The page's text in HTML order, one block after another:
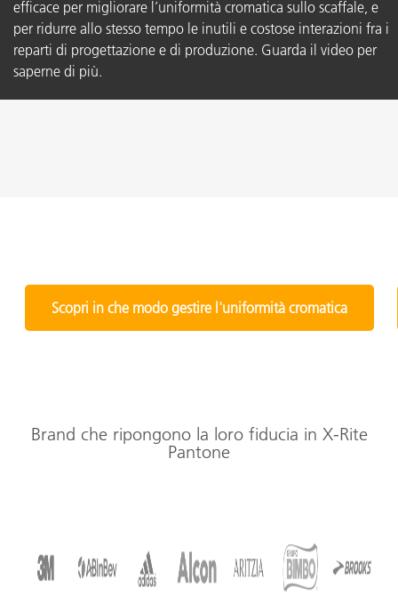
efficace per migliorare l’uniformità cromatica sullo scaffale, e
per ridurre allo stesso tempo le inutili e costose interazioni fra i
reparti di progettazione e di produzione. Guarda il video per
saperne di più.
Scopri in che modo gestire l'uniformità cromatica
Brand che ripongono la loro fiducia in X-Rite
Pantone